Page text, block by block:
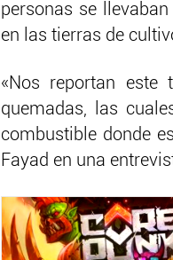
personas se
en las tierras de
«Nos reportan este
quemadas, las
combustible donde
Fayad en una